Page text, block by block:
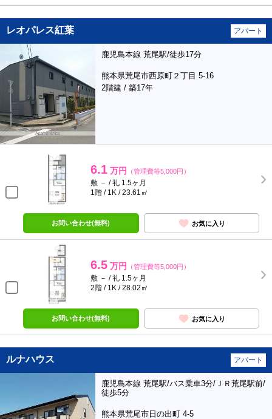
レオパレス紅葉 アパート
鹿児島本線 荒尾駅/徒歩17分
熊本県荒尾市西原町２丁目 5-16
2階建 / 築17年
6.1 万円 （管理費等5,000円）
敷 － / 礼 1.5ヶ月
1階 / 1K / 23.61㎡
お問い合わせ(無料) お気に入り
6.5 万円 （管理費等5,000円）
敷 － / 礼 1.5ヶ月
2階 / 1K / 28.02㎡
お問い合わせ(無料) お気に入り
ルナハウス アパート
鹿児島本線 荒尾駅/バス乗車3分/ＪＲ荒尾駅前/
徒歩5分
熊本県荒尾市日の出町 4-5